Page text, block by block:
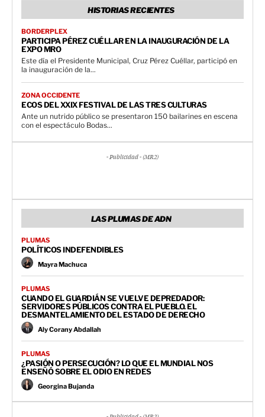
HISTORIAS RECIENTES
BORDERPLEX
PARTICIPA PÉREZ CUÉLLAR EN LA INAUGURACIÓN DE LA
EXPO MRO
Este día el Presidente Municipal, Cruz Pérez Cuéllar, participó en
la inauguración de la...
ZONA OCCIDENTE
ECOS DEL XXIX FESTIVAL DE LAS TRES CULTURAS
Ante un nutrido público se presentaron 150 bailarines en escena
con el espectáculo Bodas...
- Publicidad - (MR2)
LAS PLUMAS DE ADN
PLUMAS
POLÍTICOS INDEFENDIBLES
Mayra Machuca
PLUMAS
CUANDO EL GUARDIÁN SE VUELVE DEPREDADOR:
SERVIDORES PÚBLICOS CONTRA EL PUEBLO. EL
DESMANTELAMIENTO DEL ESTADO DE DERECHO
Aly Corany Abdallah
PLUMAS
¿PASIÓN O PERSECUCIÓN? LO QUE EL MUNDIAL NOS
ENSEÑÓ SOBRE EL ODIO EN REDES
Georgina Bujanda